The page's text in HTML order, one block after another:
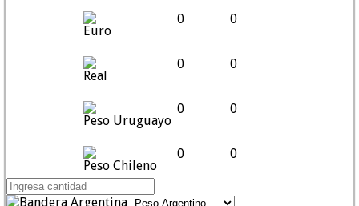
Euro
0 0
Real
0 0
Peso Uruguayo
0 0
Peso Chileno
0 0